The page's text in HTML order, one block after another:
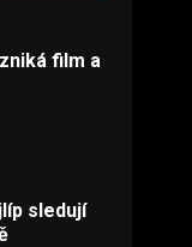
film a
sledují